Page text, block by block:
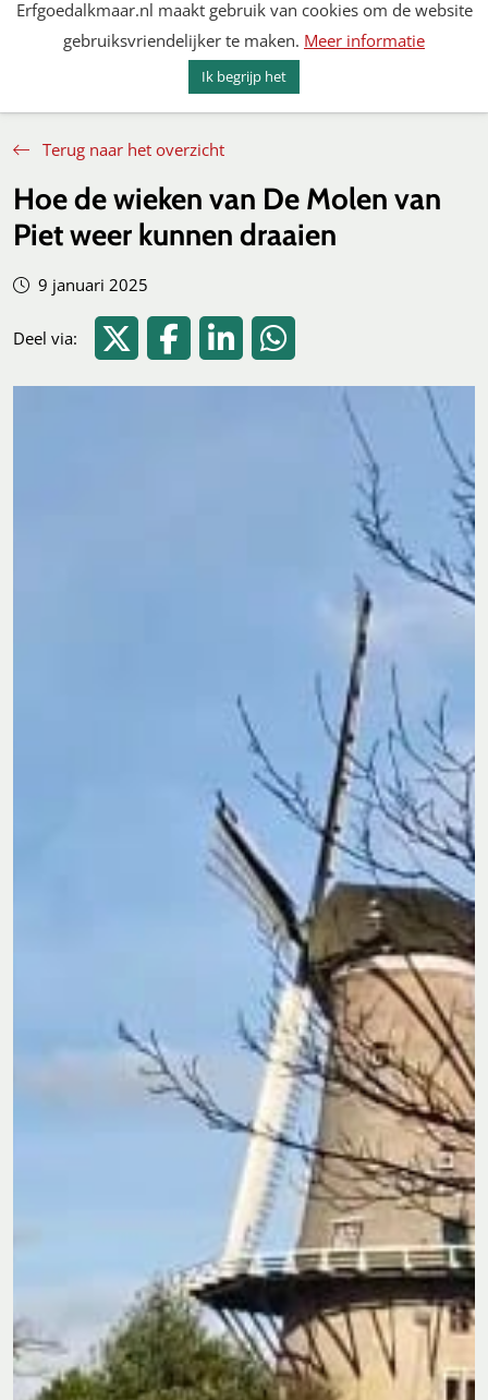
Spring
Erfgoedalkmaar.nl maakt gebruik van cookies om de website
gebruiksvriendelijker te maken. Meer informatie
Ik begrijp het
Terug naar het overzicht
Hoe de wieken van De Molen van
Piet weer kunnen draaien
9 januari 2025
Deel via: Deel via TwitterDeel via Facebook
Deel via LinkedIn